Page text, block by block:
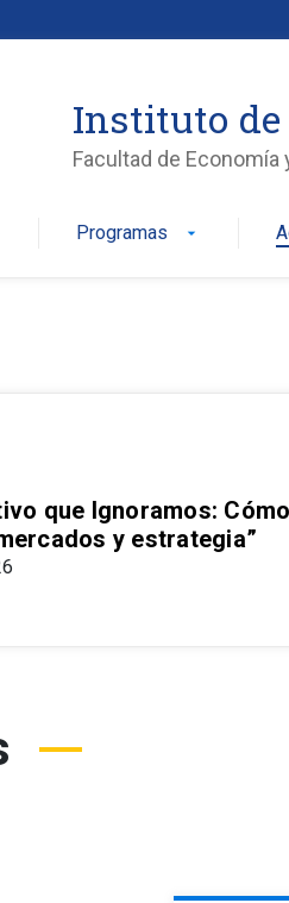
Instituto
Facultad de Economía
Programas arrow_drop_down
que Ignoramos:
y estrategia”